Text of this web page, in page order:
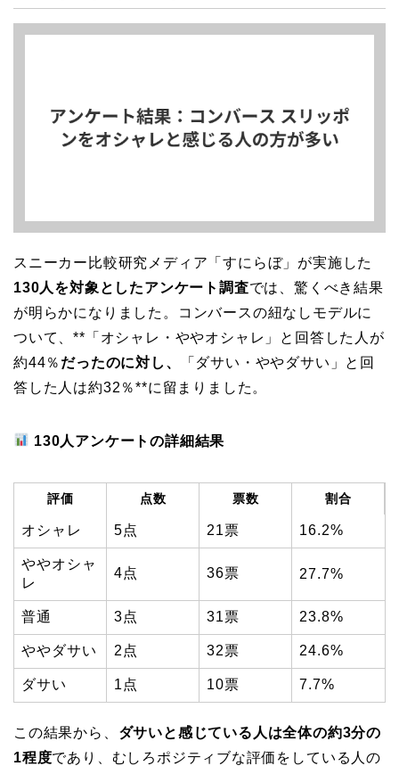
スニーカー比較研究メディア「すにらぼ」が実施した
130人を対象としたアンケート調査では、驚くべき結果
が明らかになりました。コンバースの紐なしモデルに
ついて、**「オシャレ・ややオシャレ」と回答した人が
約44％ だったのに対し、
「ダサい・ややダサい」と回
答した人は約32％**に留まりました。
130人アンケートの詳細結果
評価 点数 票数 割合
オシャレ 5点 21票 16.2%
ややオシャ
レ
4点 36票 27.7%
普通 3点 31票 23.8%
ややダサい 2点 32票 24.6%
ダサい 1点 10票 7.7%
この結果から、 ダサいと感じている人は全体の約3分の
1程度であり、むしろポジティブな評価をしている人の